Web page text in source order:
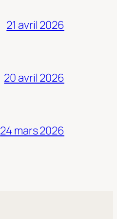
21 avril 2026
20 avril 2026
24 mars 2026